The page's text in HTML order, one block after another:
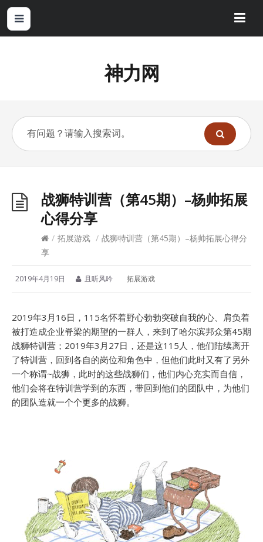
神力网
战狮特训营（第45期）–杨帅拓展
心得分享
/ 拓展游戏 / 战狮特训营（第45期）–杨帅拓展心得分
享
2019年4月19日 且听风吟 拓展游戏
2019年3月16日，115名怀着野心勃勃突破自我的心、肩负着
被打造成企业脊梁的期望的一群人，来到了哈尔滨邦众第45期
战狮特训营；2019年3月27日，还是这115人，他们陆续离开
了特训营，回到各自的岗位和角色中，但他们此时又有了另外
一个称谓~战狮，此时的这些战狮们，他们内心充实而自信，
他们会将在特训营学到的东西，带回到他们的团队中，为他们
的团队造就一个个更多的战狮。